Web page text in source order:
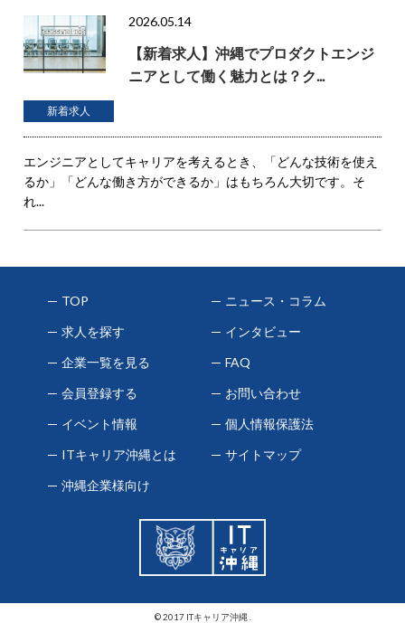
2026.05.14
【新着求人】沖縄でプロダクトエンジ
ニアとして働く魅力とは？ク...
新着求人
エンジニアとしてキャリアを考えるとき、「どんな技術を使え
るか」「どんな働き方ができるか」はもちろん大切です。そ
れ...
TOP
求人を探す
企業一覧を見る
会員登録する
イベント情報
ITキャリア沖縄とは
沖縄企業様向け
ニュース・コラム
インタビュー
FAQ
お問い合わせ
個人情報保護法
サイトマップ
© 2017 ITキャリア沖縄 .